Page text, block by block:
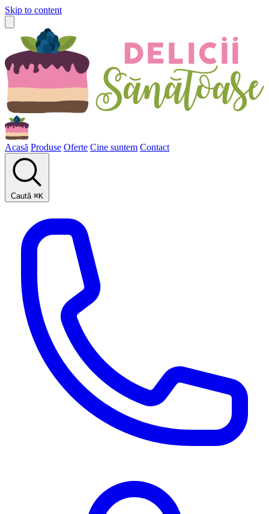
Skip to content
Acasă Produse Oferte Cine suntem Contact
Caută ⌘K